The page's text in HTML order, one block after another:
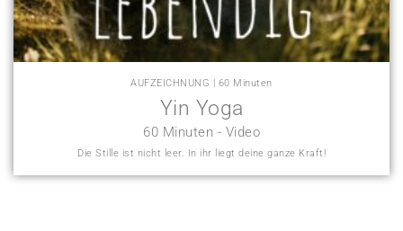
AUFZEICHNUNG | 60 Minuten
Yin Yoga
60 Minuten - Video
Die Stille ist nicht leer. In ihr liegt deine ganze Kraft!